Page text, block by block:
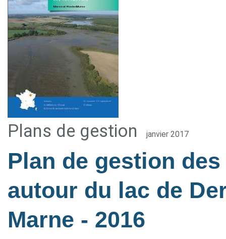
Plans de gestion janvier 2017
Plan de gestion
autour du lac de
Marne - 2016